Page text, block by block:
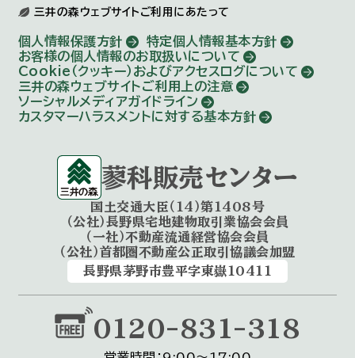
三井の森ウェブサイトご利用にあたって
個人情報保護方針
特定個人情報基本方針
お客様の個人情報のお取扱いについて
Cookie（クッキー）およびアクセスログについて
三井の森ウェブサイトご利用上の注意
ソーシャルメディアガイドライン
カスタマーハラスメントに対する基本方針
蓼科販売センター
国土交通大臣（14）第1408号
（公社）長野県宅地建物取引業協会会員
（一社）不動産流通経営協会会員
（公社）首都圏不動産公正取引協議会加盟
長野県茅野市豊平字東嶽10411
0120-831-318